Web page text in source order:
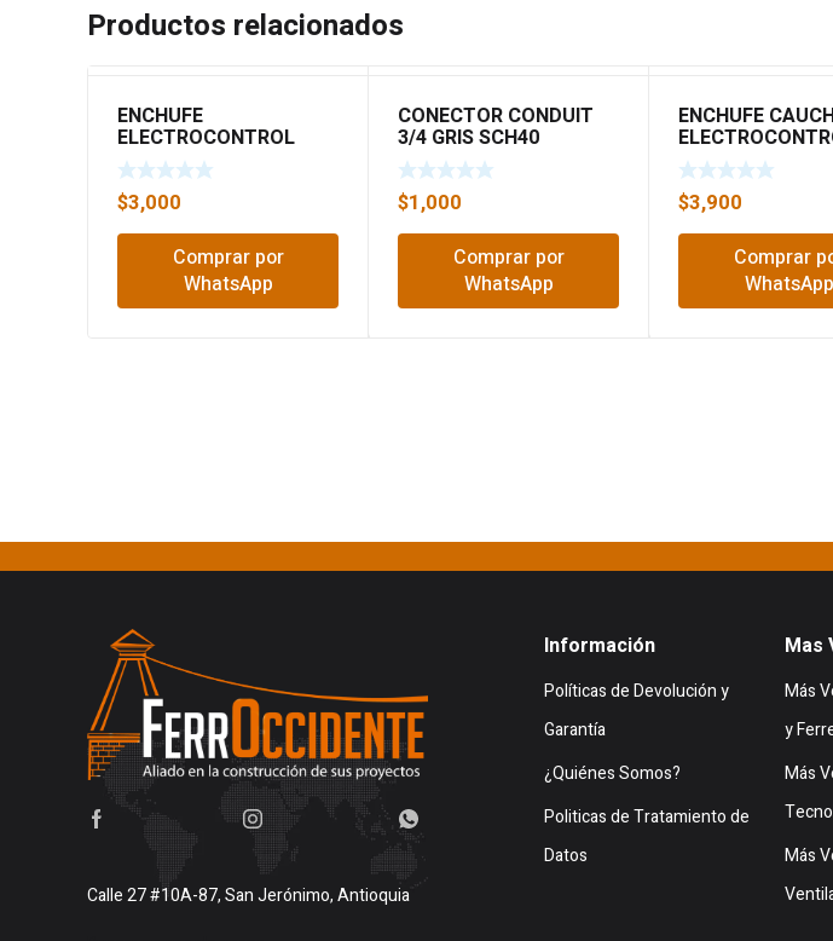
Productos relacionados
ENCHUFE
ELECTROCONTROL
$3,000
Comprar por
WhatsApp
CONECTOR CONDUIT
3/4 GRIS SCH40
$1,000
Comprar por
WhatsApp
ENCHUFE
$3,900
Comprar
WhatsApp
Calle 27 #10A-87, San Jerónimo, Antioquia
Información
Políticas de Devolución y
Garantía
¿Quiénes Somos?
Politicas de Tratamiento de
Datos
Mas
Más
y
Más
Más